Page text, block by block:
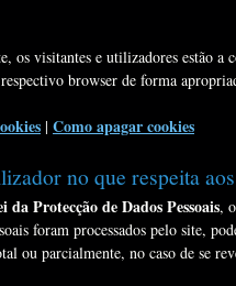
os visitantes e utilizadores estão a
browser de forma
| Como apagar cookies
no que respeita
da Protecção de Dados Pessoais,
foram processados pelo site,
ou parcialmente, no caso de se